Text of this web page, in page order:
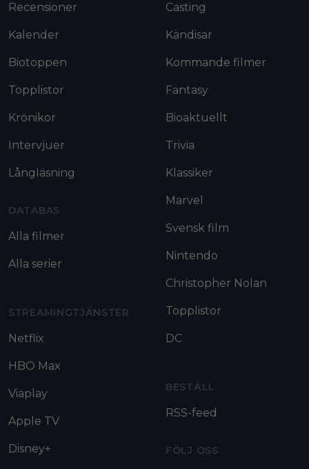
Recensioner
Kalender
Biotoppen
Topplistor
Krönikor
Intervjuer
Långläsning
DATABAS
Alla filmer
Alla serier
STREAMINGTJÄNSTER
Netflix
HBO Max
Viaplay
Apple TV
Disney+
Casting
Kändisar
Kommande filmer
Fantasy
Bioaktuellt
Trivia
Klassiker
Marvel
Svensk film
Nintendo
Christopher Nolan
Topplistor
DC
BESTÄLL
RSS-feed
FÖLJ OSS